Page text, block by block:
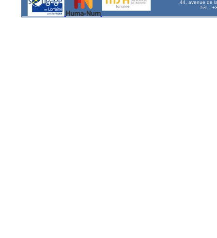
44, avenue de
Tél. :